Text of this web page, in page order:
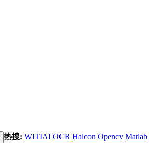
热搜: WITIAI OCR Halcon Opencv Matlab